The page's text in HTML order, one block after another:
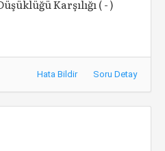
Karşılığı ( - )
Hata Bildir Soru Detay